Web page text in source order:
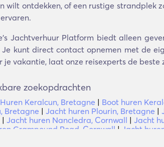
wilt ontdekken, of een rustige strandplek
Jachtverhuur Platform biedt alleen
Je kunt direct contact opnemen met de
je vakantie, laat onze reisexperts de
zoekopdrachten
Keralcun, Bretagne | Boot huren
Bretagne | Jacht huren Plourin, Bretagne |
| Jacht huren Nancledra, Cornwall | Jacht
Grampound Road, Cornwall | Jacht